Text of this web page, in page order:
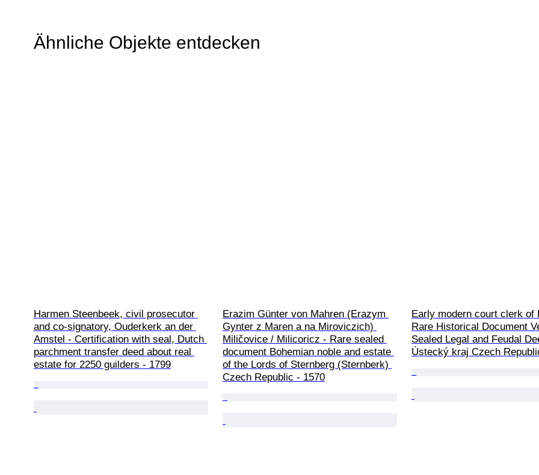
Ähnliche Objekte entdecken
Harmen Steenbeek, civil prosecutor
and co-signatory, Ouderkerk an der
Amstel - Certification with seal, Dutch
parchment transfer deed about real
estate for 2250 guilders - 1799
Erazim Günter von Mahren (Erazym
Gynter z Maren a na Miroviczich)
Miličovice / Milicoricz - Rare sealed
document Bohemian noble and estate
of the Lords of Sternberg (Sternberk)
Czech Republic - 1570
Early modern court clerk of
Rare Historical Document
Sealed Legal and Feudal
Ústecký kraj Czech